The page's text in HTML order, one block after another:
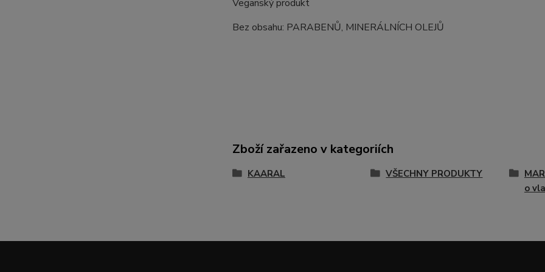
Veganský produkt
Bez obsahu: PARABENŮ, MINERÁLNÍCH OLEJŮ
Zboží zařazeno v kategoriích
KAARAL VŠECHNY PRODUKTY
o